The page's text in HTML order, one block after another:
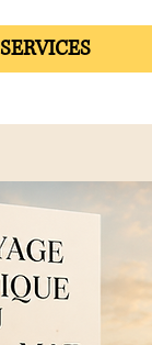
SERVICES